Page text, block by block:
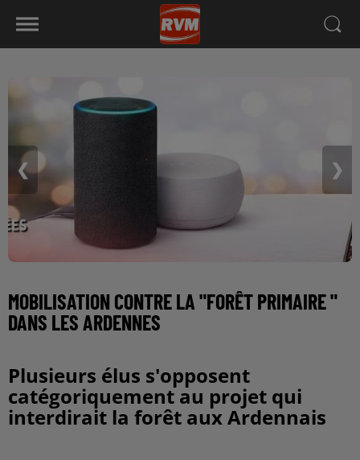
❮ ❯
MOBILISATION CONTRE LA "FORÊT PRIMAIRE "
DANS LES ARDENNES
Plusieurs élus s'opposent
catégoriquement au projet qui
interdirait la forêt aux Ardennais